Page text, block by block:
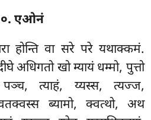
एओनं
होन्ति वा सरे परे यथाक्कमं.
अधिगतो खो म्यायं धम्मो, पुत्तो
पञ्च, त्याहं, य्यस्स, त्यज्ज,
ब्यामो, क्वत्थो, अथ